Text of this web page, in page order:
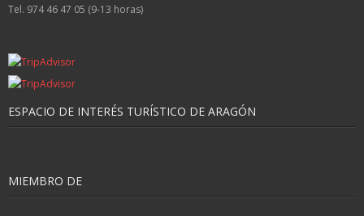
Tel. 974 46 47 05 (9-13 horas)
ESPACIO DE INTERÉS TURÍSTICO DE ARAGÓN
MIEMBRO DE